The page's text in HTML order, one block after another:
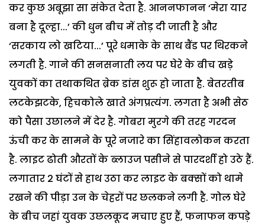
कर कुछ अबूझा सा संकेत देता है. आननफानन ‘मेरा यार
बना है दूल्हा...’ की धुन बीच में तोड़ दी जाती है और
‘सरकाय लो खटिया...’ पूरे धमाके के साथ बैंड पर थिरकने
लगती है. गाने की सनसनाती लय पर घेरे के बीच खड़े
युवकों का तथाकथित ब्रेक डांस शुरू हो जाता है. बेतरतीब
लटकेझटके, हिचकोले खाते अंगप्रत्यंग. लगता है अभी सेठ
को पैसा उछालने में देर है. गोबरा मुरगे की तरह गरदन
ऊंची कर के सामने के पूरे नजारे का सिंहावलोकन करता
है. लाइट ढोती औरतों के ब्लाउज पसीने से पारदर्शी हो उठे हैं.
लगातार 2 घंटों से हाथ उठा कर लाइट के बक्सों को थामे
रखने की पीड़ा उन के चेहरों पर छलकने लगी है. गोल घेरे
के बीच जहां युवक उछलकूद मचाए हुए हैं, फनाफन कपड़े